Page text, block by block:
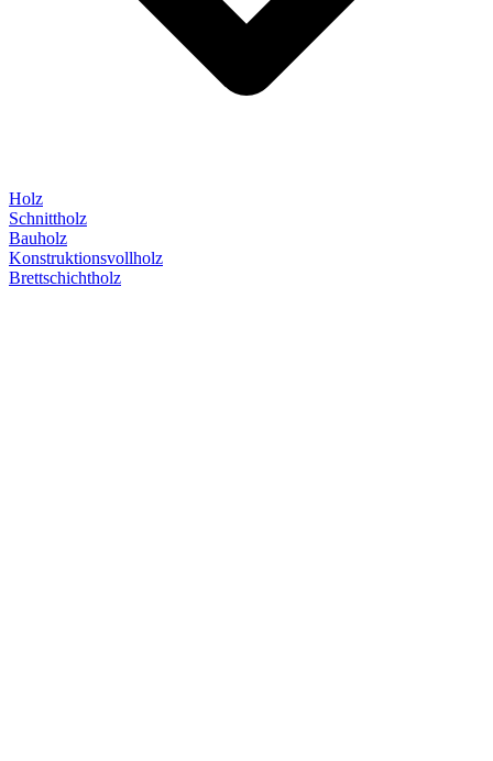
Holz
Schnittholz
Bauholz
Konstruktionsvollholz
Brettschichtholz